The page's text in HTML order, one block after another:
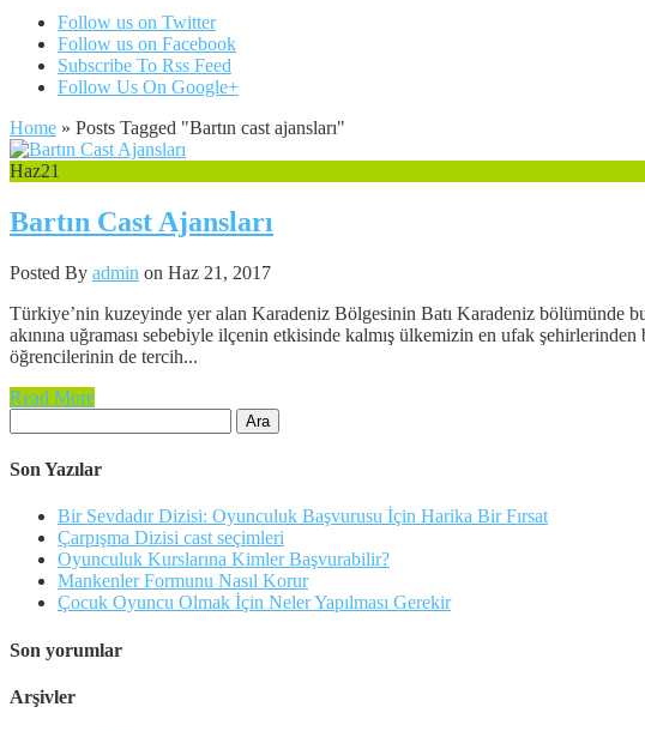
Follow us on Twitter
Follow us on Facebook
Subscribe To Rss Feed
Follow Us On Google+
Home » Posts Tagged "Bartın cast ajansları"
Haz21
Bartın Cast Ajansları
Posted By admin on Haz 21, 2017
Türkiye’nin kuzeyinde yer alan Karadeniz Bölgesinin Batı Karadeniz bölümünde
akınına uğraması sebebiyle ilçenin etkisinde kalmış ülkemizin en ufak
öğrencilerinin de tercih...
Read More
Son Yazılar
Bir Sevdadır Dizisi: Oyunculuk Başvurusu İçin Harika Bir Fırsat
Çarpışma Dizisi cast seçimleri
Oyunculuk Kurslarına Kimler Başvurabilir?
Mankenler Formunu Nasıl Korur
Çocuk Oyuncu Olmak İçin Neler Yapılması Gerekir
Son yorumlar
Arşivler